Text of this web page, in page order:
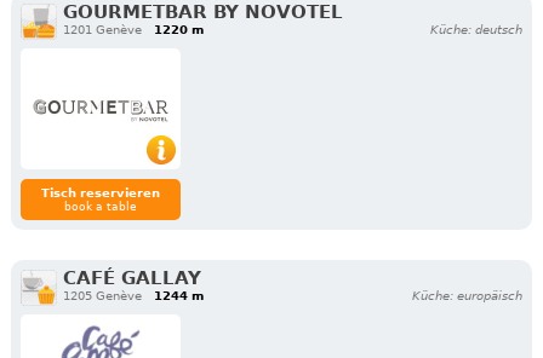
GOURMETBAR BY NOVOTEL
1201 Genève 1220 m Küche: deutsch
Tisch reservieren
book a table
CAFÉ GALLAY
1205 Genève 1244 m Küche: europäisch